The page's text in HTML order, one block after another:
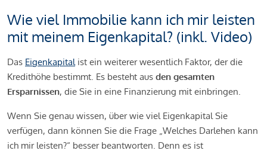
Wie viel Immobilie kann ich mir leisten
mit meinem Eigenkapital? (inkl. Video)
Das Eigenkapitalist ein weiterer wesentlich Faktor, der die
Kredithöhe bestimmt. Es besteht aus den gesamten
Ersparnissen, die Sie in eine Finanzierung mit einbringen.
Wenn Sie genau wissen, über wie viel Eigenkapital Sie
verfügen, dann können Sie die Frage „Welches Darlehen kann
ich mir leisten?“ besser beantworten. Denn es ist